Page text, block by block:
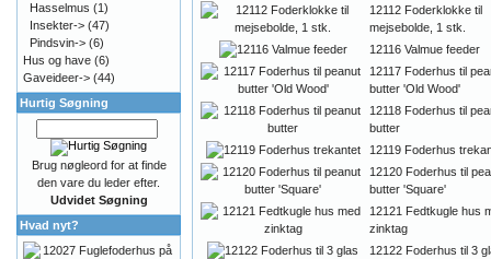
12112 Foderklokke til
mejsebolde, 1 stk.
12116 Valmue feeder
12117 Foderhus til
butter 'Old Wood'
12118 Foderhus til
butter
12119 Foderhus
12120 Foderhus til
butter 'Square'
12121 Fedtkugle hus
zinktag
12122 Foderhus til 3
Hasselmus (1)
Insekter-> (47)
Pindsvin-> (6)
Hus og have (6)
Gaveideer-> (44)
Hurtig Søgning
Brug nøgleord for at finde
den vare du leder efter.
Udvidet Søgning
Hvad nyt?